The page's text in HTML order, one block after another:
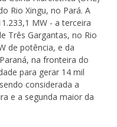
Rio Xingu, no Pará. A
MW - a terceira
Três Gargantas, no Rio
de potência, e da
na fronteira do
para gerar 14 mil
considerada a
e a segunda maior da